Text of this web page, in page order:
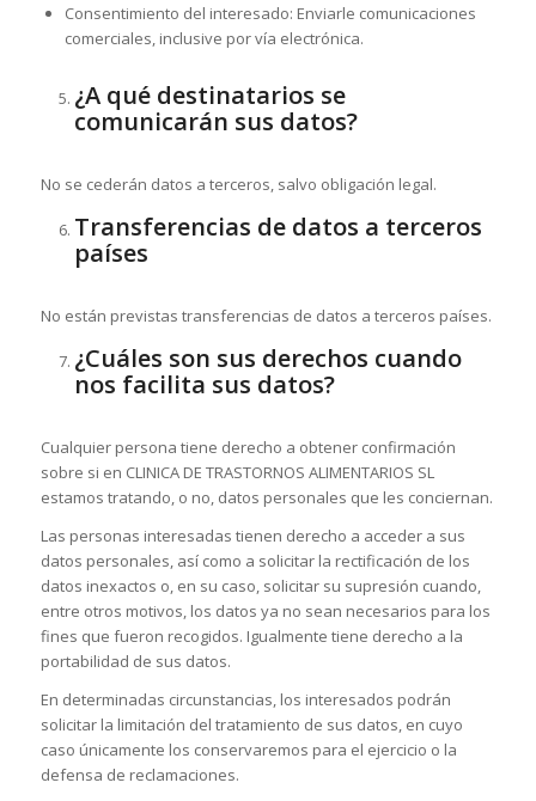
Consentimiento del interesado: Enviarle comunicaciones
comerciales, inclusive por vía electrónica.
¿A qué destinatarios se
comunicarán sus datos?
No se cederán datos a terceros, salvo obligación legal.
Transferencias de datos a terceros
países
No están previstas transferencias de datos a terceros países.
¿Cuáles son sus derechos cuando
nos facilita sus datos?
Cualquier persona tiene derecho a obtener confirmación
sobre si en CLINICA DE TRASTORNOS ALIMENTARIOS SL
estamos tratando, o no, datos personales que les conciernan.
Las personas interesadas tienen derecho a acceder a sus
datos personales, así como a solicitar la rectificación de los
datos inexactos o, en su caso, solicitar su supresión cuando,
entre otros motivos, los datos ya no sean necesarios para los
fines que fueron recogidos. Igualmente tiene derecho a la
portabilidad de sus datos.
En determinadas circunstancias, los interesados podrán
solicitar la limitación del tratamiento de sus datos, en cuyo
caso únicamente los conservaremos para el ejercicio o la
defensa de reclamaciones.